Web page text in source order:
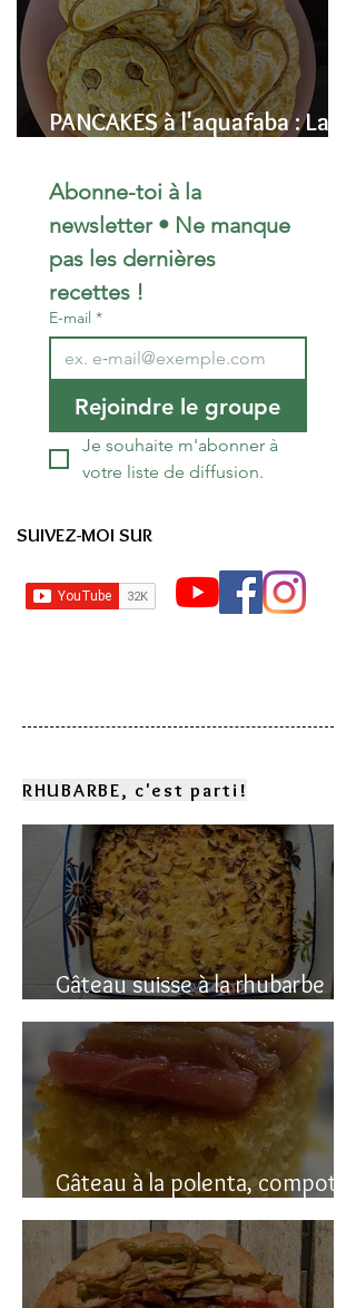
PANCAKES à l'aquafaba : La
Moelleuse (Sans Œufs)
Abonne-toi à la
newsletter • Ne manque
pas les dernières
recettes !
E-mail *
Rejoindre le groupe
Je souhaite m'abonner à
votre liste de diffusion.
SUIVEZ-MOI SUR
RHUBARBE, c'est parti!
Gâteau suisse à la rhubarbe
(avec polenta)
Gâteau à la polenta, compotée
de rhubarbe (sans gluten)